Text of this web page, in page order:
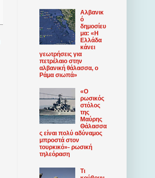
Αλβανικ
ό
δημοσίευ
μα: «Η
Ελλάδα
κάνει
γεωτρήσεις για
πετρέλαιο στην
αλβανική θάλασσα, ο
Ράμα σιωπά»
«Ο
ρωσικός
στόλος
της
Μαύρης
Θάλασσα
ς είναι πολύ αδύναμος
μπροστά στον
τουρκικό»- ρωσική
τηλεόραση
Τι